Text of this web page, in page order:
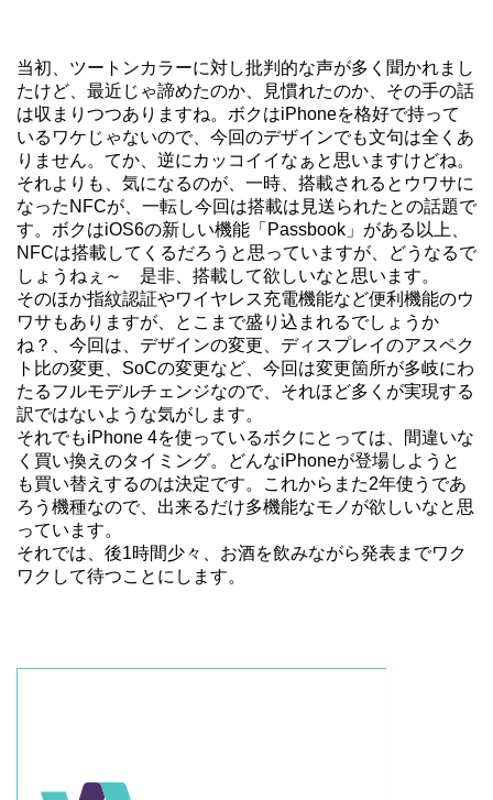
当初、ツートンカラーに対し批判的な声が多く聞かれまし
たけど、最近じゃ諦めたのか、見慣れたのか、その手の話
は収まりつつありますね。ボクはiPhoneを格好で持って
いるワケじゃないので、今回のデザインでも文句は全くあ
りません。てか、逆にカッコイイなぁと思いますけどね。
それよりも、気になるのが、一時、搭載されるとウワサに
なったNFCが、一転し今回は搭載は見送られたとの話題で
す。ボクはiOS6の新しい機能「Passbook」がある以上、
NFCは搭載してくるだろうと思っていますが、どうなるで
しょうねぇ～ 是非、搭載して欲しいなと思います。
そのほか指紋認証やワイヤレス充電機能など便利機能のウ
ワサもありますが、とこまで盛り込まれるでしょうか
ね？、今回は、デザインの変更、ディスプレイのアスペク
ト比の変更、SoCの変更など、今回は変更箇所が多岐にわ
たるフルモデルチェンジなので、それほど多くが実現する
訳ではないような気がします。
それでもiPhone 4を使っているボクにとっては、間違いな
く買い換えのタイミング。どんなiPhoneが登場しようと
も買い替えするのは決定です。これからまた2年使うであ
ろう機種なので、出来るだけ多機能なモノが欲しいなと思
っています。
それでは、後1時間少々、お酒を飲みながら発表までワク
ワクして待つことにします。